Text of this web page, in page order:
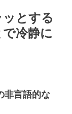
とする
冷静に
非言語的な